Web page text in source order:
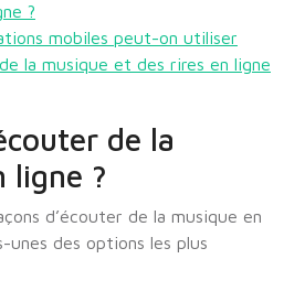
?
mobiles peut-on utiliser
la musique et des rires en ligne
de la
ligne ?
d’écouter de la musique en
unes des options les plus